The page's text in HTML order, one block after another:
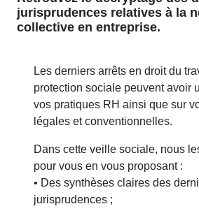
jurisprudences relatives à la
collective en entreprise.
Les derniers arrêts en droit du
protection sociale peuvent avoir
vos pratiques RH ainsi que sur
légales et conventionnelles.
Dans cette veille sociale, nous
pour vous en vous proposant :
• Des synthèses claires des
jurisprudences ;